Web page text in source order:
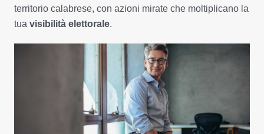
territorio calabrese, con azioni mirate che moltiplicano la
tua visibilità elettorale.